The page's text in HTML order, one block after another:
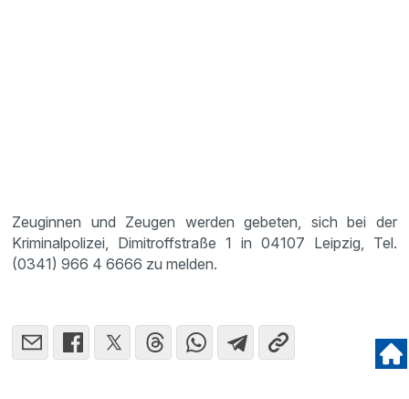
Zeuginnen und Zeugen werden gebeten, sich bei der
Kriminalpolizei, Dimitroffstraße 1 in 04107 Leipzig, Tel.
(0341) 966 4 6666 zu melden.